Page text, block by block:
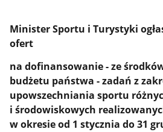
Minister Sportu i Turystyki
ofert
na dofinansowanie - ze
budżetu państwa - zadań z
upowszechniania sportu
i środowiskowych
w okresie od 1 stycznia do 31